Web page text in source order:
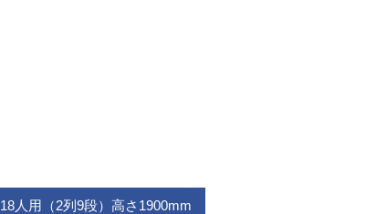
18人用（2列9段）高さ1900mm